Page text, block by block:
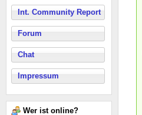
Int. Community Report
Forum
Chat
Impressum
Wer ist online?